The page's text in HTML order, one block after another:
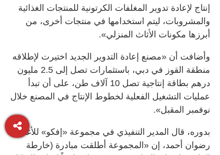
إنتاج لإعادة تدوير المغلفات الكرتونية للمنتجات الغذائية
والمشروبات، ليتم استخدامها في منتجات أخرى، من
أبرزها مكونات الأثاث المنزلي».
وأضافت أن «مصنع إعادة التدوير الجديد اختيرت لإطلاقه
منطقة القوز في دبي، باستثمارات تصل إلى 2.5 مليون
درهم بطاقة إنتاجية تصل 10 آلاف طن، على أن تبدأ
عمليات التشغيل الفعلية لخطوط الإنتاج في المصنع خلال
نوفمبر المقبل».
بدوره، قال المدير التنفيذي في مجموعة «إفكو» للأغذية،
رضوان أحمد، إن «المجموعة أطلقت مبادرة (خارطة